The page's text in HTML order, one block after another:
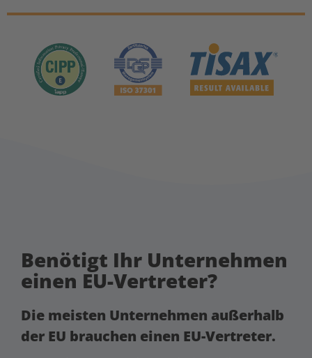
Benötigt Ihr Unternehmen
einen EU-Vertreter?
Die meisten Unternehmen außerhalb
der EU brauchen einen EU-Vertreter.